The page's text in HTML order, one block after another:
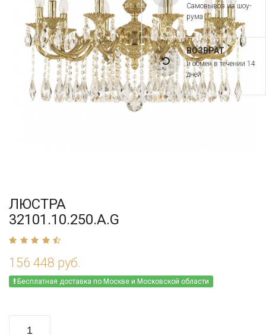
ЛЮСТРА
32101.10.250.A.G
156 448 руб.
Бесплатная доставка по Москве и Московской области
Самовывоз из шоу-
рума
ВОЗВРАТ
и обмен в течении 14
дней